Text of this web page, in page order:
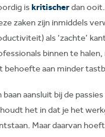
iskritischerdan
zaken zijn inmiddels
als ‘zachte’
binnen te
aan minder
baan aansluit bij de
het in dat je het
Maar daarvan